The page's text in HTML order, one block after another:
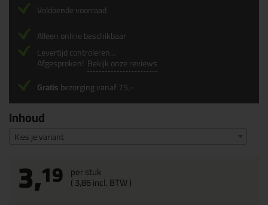
Inhoud
Kies je variant
3,19 per stuk
(3,86incl. BTW )
Voldoende voorraad
Alleen online beschikbaar
Levertijd controleren...
Afgesproken! Bekijk onze reviews
Gratisbezorging vanaf 75,-